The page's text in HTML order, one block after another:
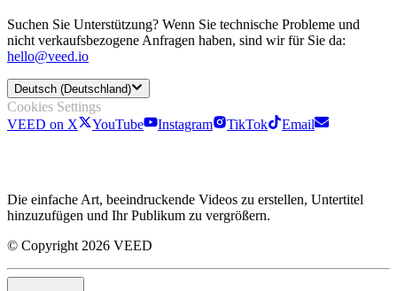
Suchen Sie Unterstützung? Wenn Sie technische Probleme und
nicht verkaufsbezogene Anfragen haben, sind wir für Sie da:
hello@veed.io
Deutsch (Deutschland)
Cookies Settings
VEED on X
YouTube Instagram TikTok Email
Die einfache Art, beeindruckende Videos zu erstellen, Untertitel
hinzuzufügen und Ihr Publikum zu vergrößern.
© Copyright 2026 VEED